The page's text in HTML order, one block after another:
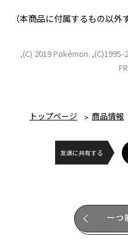
（本商品に付属するもの以外
,(C) 2019 Pokémon.
トップページ 商品情報
友達に共有する
一つ